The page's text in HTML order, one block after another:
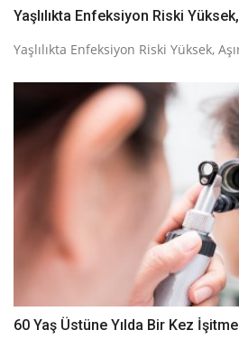
Yaşlılıkta Enfeksiyon Riski
Yaşlılıkta Enfeksiyon Riski Yüksek,
60 Yaş Üstüne Yılda Bir Kez